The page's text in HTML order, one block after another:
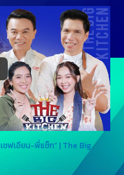
ชฟเอียน-พี่แซ็ก” | The Big